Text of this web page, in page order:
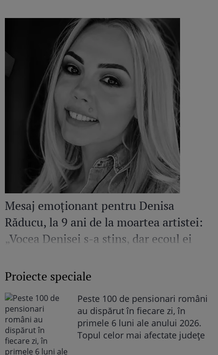
Mesaj emoționant pentru Denisa
Răducu, la 9 ani de la moartea artistei:
„Vocea Denisei s-a stins, dar ecoul ei
Proiecte speciale
Peste 100 de pensionari români
au dispărut în fiecare zi, în
primele 6 luni ale anului 2026.
Topul celor mai afectate județe